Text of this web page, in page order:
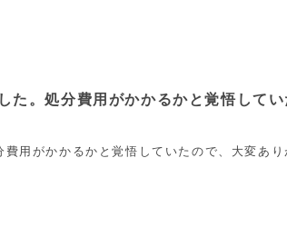
た。処分費用がかかるかと覚悟して
用がかかるかと覚悟していたので、大変あ